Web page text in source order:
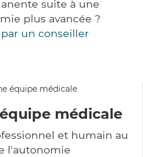
suite à une
plus avancée ?
un conseiller
médicale
et humain au
l'autonomie